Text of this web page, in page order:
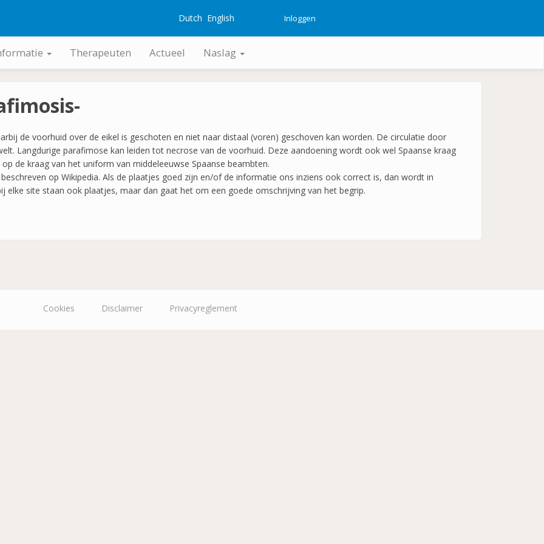
Dutch English Gebruikersmenu
Inloggen
Therapeuten Actueel Naslag
de voorhuid over de eikel is geschoten en niet naar distaal (voren) geschoven kan worden. De circulatie door
Langdurige parafimose kan leiden tot necrose van de voorhuid. Deze aandoening wordt ook wel Spaanse kraag
de kraag van het uniform van middeleeuwse Spaanse beambten.
op Wikipedia. Als de plaatjes goed zijn en/of de informatie ons inziens ook correct is, dan wordt in
elke site staan ook plaatjes, maar dan gaat het om een goede omschrijving van het begrip.
Cookies Disclaimer Privacyreglement